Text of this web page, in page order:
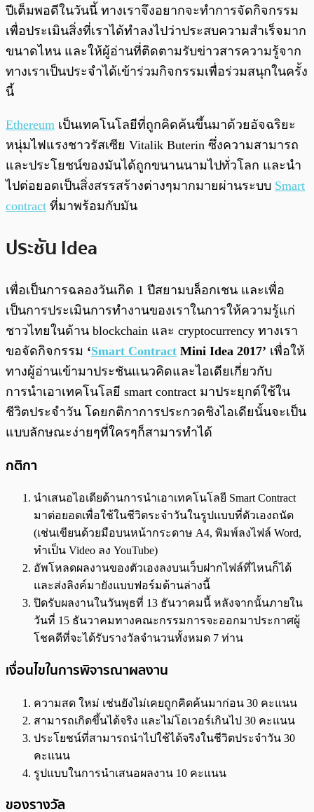
ปีเต็มพอดีในวันนี้ ทางเราจึงอยากจะทำการจัดกิจกรรม
เพื่อประเมินสิ่งที่เราได้ทำลงไปว่าประสบความสำเร็จมาก
ขนาดไหน และให้ผู้อ่านที่ติดตามรับข่าวสารความรู้จาก
ทางเราเป็นประจำได้เข้าร่วมกิจกรรมเพื่อร่วมสนุกในครั้ง
นี้
Ethereum เป็นเทคโนโลยีที่ถูกคิดค้นขึ้นมาด้วยอัจฉริยะ
หนุ่มไฟแรงชาวรัสเซีย Vitalik Buterin ซึ่งความสามารถ
และประโยชน์ของมันได้ถูกขนานนามไปทั่วโลก และนำ
ไปต่อยอดเป็นสิ่งสรรสร้างต่างๆมากมายผ่านระบบ Smart
contract ที่มาพร้อมกับมัน
ประชัน Idea
เพื่อเป็นการฉลองวันเกิด 1 ปีสยามบล็อกเชน และเพื่อ
เป็นการประเมินการทำงานของเราในการให้ความรู้แก่
ชาวไทยในด้าน blockchain และ cryptocurrency ทางเรา
ขอจัดกิจกรรม ‘Smart Contract Mini Idea 2017’ เพื่อให้
ทางผู้อ่านเข้ามาประชันแนวคิดและไอเดียเกี่ยวกับ
การนำเอาเทคโนโลยี smart contract มาประยุกต์ใช้ใน
ชีวิตประจำวัน โดยกติกาการประกวดชิงไอเดียนั้นจะเป็น
แบบลักษณะง่ายๆที่ใครๆก็สามารทำได้
กติกา
นำเสนอไอเดียด้านการนำเอาเทคโนโลยี Smart Contract
มาต่อยอดเพื่อใช้ในชีวิตระจำวันในรูปแบบที่ตัวเองถนัด
(เช่นเขียนด้วยมือบนหน้ากระดาษ A4, พิมพ์ลงไฟล์ Word,
ทำเป็น Video ลง YouTube)
อัพโหลดผลงานของตัวเองลงบนเว็บฝากไฟล์ที่ไหนก็ได้
และส่งลิงค์มายังแบบฟอร์มด้านล่างนี้
ปิดรับผลงานในวันพุธที่ 13 ธันวาคมนี้ หลังจากนั้นภายใน
วันที่ 15 ธันวาคมทางคณะกรรมการจะออกมาประกาศผู้
โชคดีที่จะได้รับรางวัลจำนวนทั้งหมด 7 ท่าน
เงื่อนไขในการพิจารณาผลงาน
ความสด ใหม่ เช่นยังไม่เคยถูกคิดค้นมาก่อน 30 คะแนน
สามารถเกิดขึ้นได้จริง และไม่โอเวอร์เกินไป 30 คะแนน
ประโยชน์ที่สามารถนำไปใช้ได้จริงในชีวิตประจำวัน 30
คะแนน
รูปแบบในการนำเสนอผลงาน 10 คะแนน
ของรางวัล